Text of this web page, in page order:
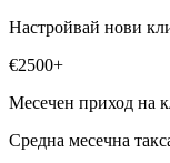
Настройвай нови
€2500+
Месечен приход на
Средна месечна